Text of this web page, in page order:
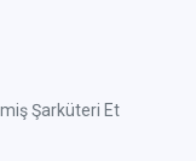
Şarküteri Et